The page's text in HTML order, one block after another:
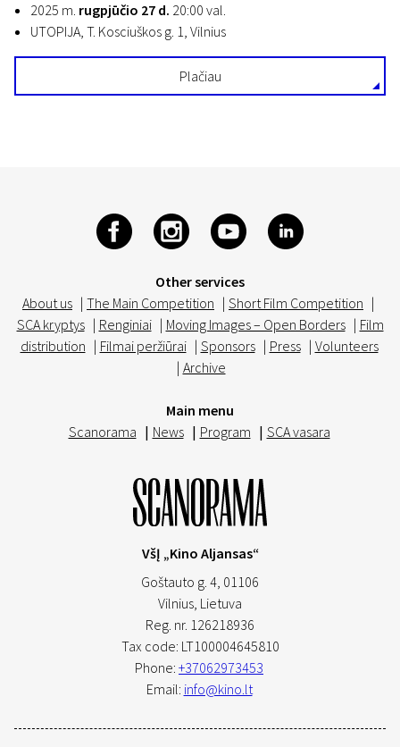
2025 m. rugpjūčio 27 d. 20:00 val.
UTOPIJA, T. Kosciuškos g. 1, Vilnius
Plačiau
Other services
About us | The Main Competition | Short Film Competition |
SCA kryptys | Renginiai | Moving Images – Open Borders | Film
distribution | Filmai peržiūrai | Sponsors | Press | Volunteers
| Archive
Main menu
Scanorama | News | Program | SCA vasara
VšĮ „Kino Aljansas“
Goštauto g. 4, 01106
Vilnius, Lietuva
Reg. nr. 126218936
Tax code: LT100004645810
Phone: +37062973453
Email: info@kino.lt